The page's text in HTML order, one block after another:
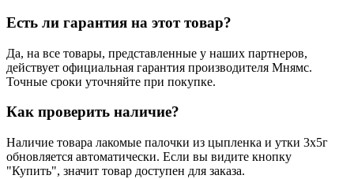
Есть ли гарантия на этот товар?
Да, на все товары, представленные у наших партнеров,
действует официальная гарантия производителя Мнямс.
Точные сроки уточняйте при покупке.
Как проверить наличие?
Наличие товара лакомые палочки из цыпленка и утки 3х5г
обновляется автоматически. Если вы видите кнопку
"Купить", значит товар доступен для заказа.